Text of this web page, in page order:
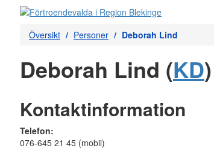
Översikt Personer Deborah Lind
Deborah Lind (KD)
Kontaktinformation
Telefon:
076-645 21 45 (mobil)